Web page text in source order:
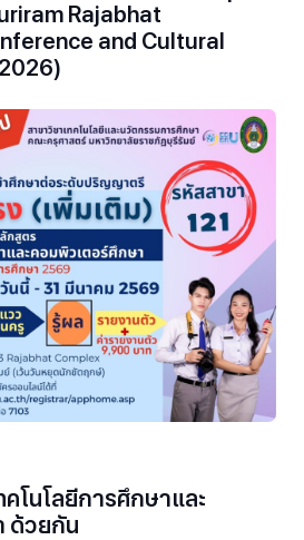
Rajabhat
and Cultural
โนโลยีการศึกษาและ
ด้วยกัน